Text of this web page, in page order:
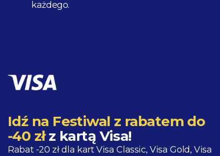
każdego.
Idź na Festiwal z rabatem do
-40 złz kartą Visa!
Rabat -20 zł dla kart Visa Classic, Visa Gold, Visa